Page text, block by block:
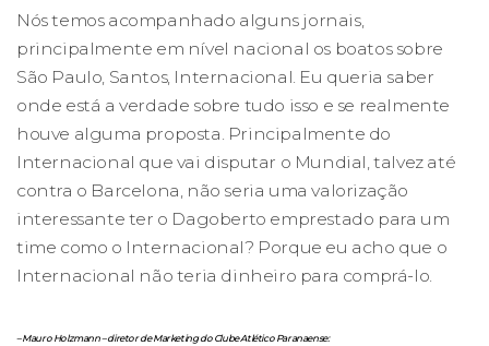
Nós temos acompanhado alguns jornais,
principalmente em nível nacional os boatos sobre
São Paulo, Santos, Internacional. Eu queria saber
onde está a verdade sobre tudo isso e se realmente
houve alguma proposta. Principalmente do
Internacional que vai disputar o Mundial, talvez até
contra o Barcelona, não seria uma valorização
interessante ter o Dagoberto emprestado para um
time como o Internacional? Porque eu acho que o
Internacional não teria dinheiro para comprá-lo.
– Mauro Holzmann – diretor de Marketing do Clube Atlético Paranaense: